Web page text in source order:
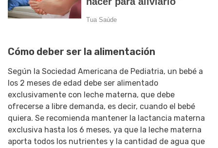
Cómo deber ser la alimentación
Según la Sociedad Americana de Pediatria, un bebé a
los 2 meses de edad debe ser alimentado
exclusivamente con leche materna, que debe
ofrecerse a libre demanda, es decir, cuando el bebé
quiera. Se recomienda mantener la lactancia materna
exclusiva hasta los 6 meses, ya que la leche materna
aporta todos los nutrientes y la cantidad de agua que